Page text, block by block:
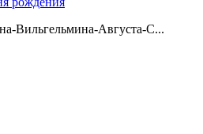
Вильгельмина-Августа-С...